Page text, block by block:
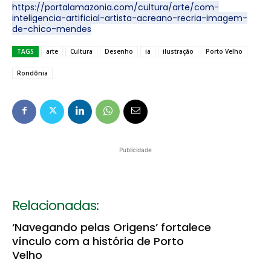
https://portalamazonia.com/cultura/arte/com-
inteligencia-artificial-artista-acreano-recria-imagem-
de-chico-mendes
TAGS arte Cultura Desenho ia ilustração Porto Velho
Rondônia
Publicidade
Relacionadas:
‘Navegando pelas Origens’ fortalece
vínculo com a história de Porto
Velho